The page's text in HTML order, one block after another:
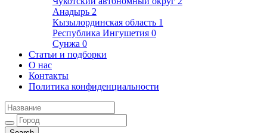
Анадырь 2
Кызылординская область 1
Республика Ингушетия 0
Сунжа 0
Статьи и подборки
О нас
Контакты
Политика конфиденциальности